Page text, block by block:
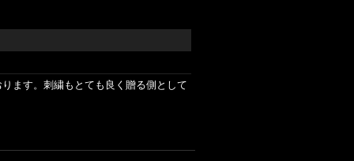
ます。刺繍もとても良く贈る側として